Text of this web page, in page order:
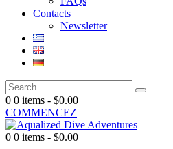
Contacts
Newsletter
0 0 items - $0.00
COMMENCEZ
0 0 items - $0.00